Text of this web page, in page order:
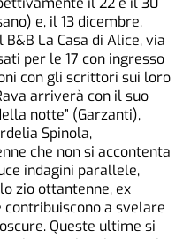
e, il 13 dicembre,
La Casa di Alice, via
per le 17 con ingresso
con gli scrittori sui loro
arriverà con il suo
notte” (Garzanti),
Spinola,
che non si accontenta
indagini parallele,
zio ottantenne, ex
contribuiscono a svelare
Queste ultime si